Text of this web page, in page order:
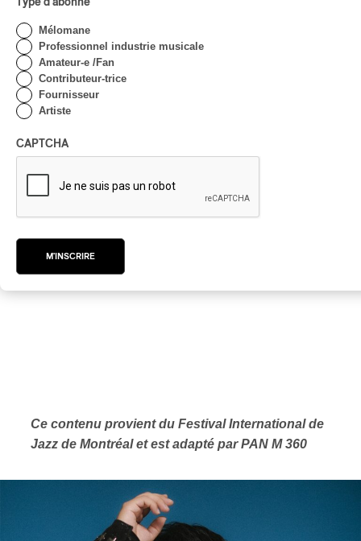
CE SPECTACLE EST GRATUIT!
Ce contenu provient du Festival International de
Jazz de Montréal et est adapté par PAN M 360
Mélomane
Professionnel industrie musicale
Amateur-e /Fan
Contributeur-trice
Fournisseur
Artiste
CAPTCHA
M'INSCRIRE